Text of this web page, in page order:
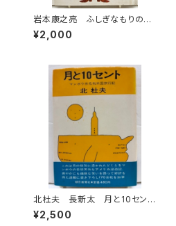
岩本康之亮 ふしぎなもりのも
のがたり 前川康男 創作どう
わ絵本８ 1966年 函なし
¥2,000
北杜夫 長新太 月と10セン
ト 1971年 初版 帯 朝日
新聞社
¥2,500